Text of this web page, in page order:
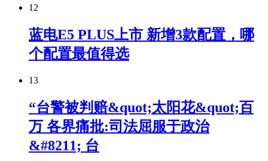
12
蓝电E5 PLUS上市 新增3款配置，哪
个配置最值得选
13
“台警被判赔&quot;太阳花&quot;百
万 各界痛批:司法屈服于政治
&#8211; 台